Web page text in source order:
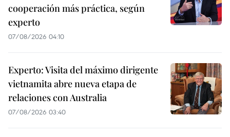
cooperación más práctica, según
experto
07/08/2026 04:10
Experto: Visita del máximo dirigente
vietnamita abre nueva etapa de
relaciones con Australia
07/08/2026 03:40